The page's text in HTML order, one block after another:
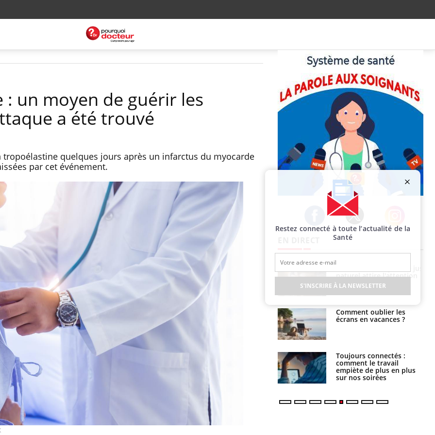
: un moyen de guérir les
a été trouvé
tropoélastine quelques jours après un infarctus du myocarde
par cet événement.
Facebook Twitter Instagram
Mon enfant est-il trop
sensible ou simplement
très empathique ?
Bébés, jeunes enfants :
quelle trousse à
pharmacie pour les
vacances ?
Syndrome métabolique :
Comment éviter une otite
pendant les vacances ? naturel attire l'attention
des chercheurs
Comment oublier les
écrans en vacances ?
Toujours connectés :
comment le travail
empiète de plus en plus
sur nos soirées
Restez connecté à toute l’actualité de la
Santé
S'INSCRIRE À LA NEWSLETTER